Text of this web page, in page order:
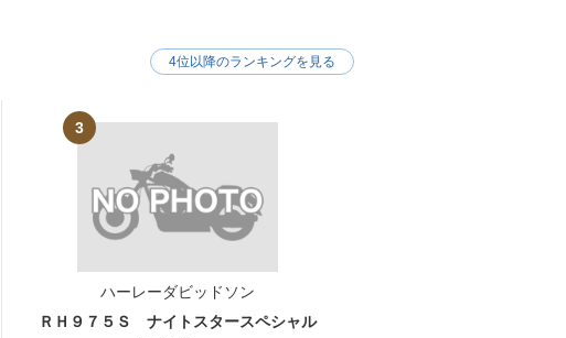
3
ハーレーダビッドソン
ＲＨ９７５Ｓ ナイトスタースペシャル
4位以降のランキングを見る